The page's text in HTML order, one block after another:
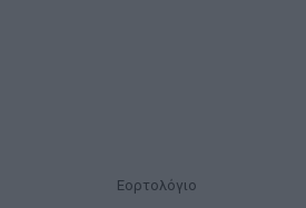
Εορτολόγιο